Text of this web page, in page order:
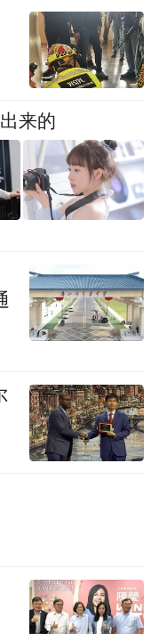
况而言，我不认
梅斯特的预期还
当天也表示，她
的信心。她预
速度不会很迅
价，与美联储政
一预计，今年美
几个交易日已有
CPI公布后的年
联储纪要可能提
来的